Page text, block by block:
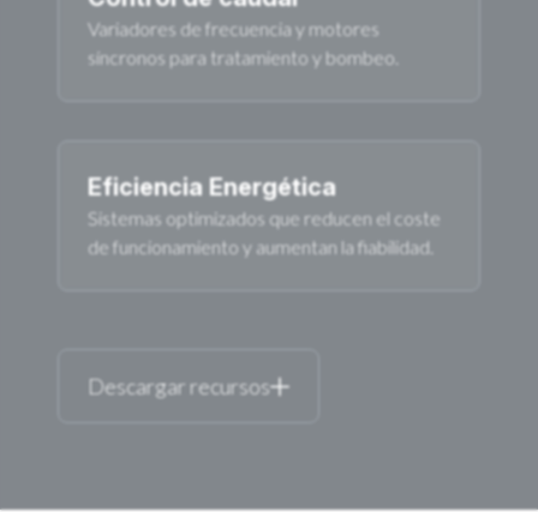
Variadores de frecuencia y motores
síncronos para tratamiento y bombeo.
Eficiencia Energética
Sistemas optimizados que reducen el coste
de funcionamiento y aumentan la fiabilidad.
Descargar recursos